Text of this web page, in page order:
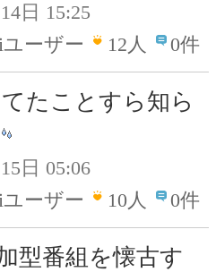
日 15:25
ーザー
12人 0件
たことすら知ら
日 05:06
ーザー
10人 0件
型番組を懐古す